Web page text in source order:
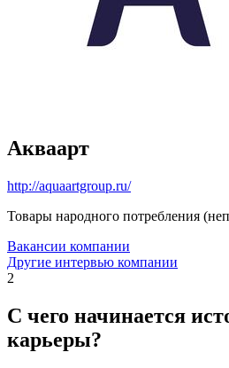
Акваарт
http://aquaartgroup.ru/
Товары народного потребления
Вакансии компании
Другие интервью компании
2
С чего начинается
карьеры?